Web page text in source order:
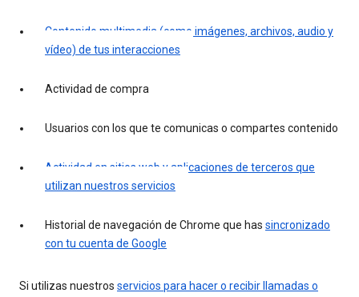
Contenido multimedia (como imágenes, archivos, audio y
vídeo) de tus interacciones
Actividad de compra
Usuarios con los que te comunicas o compartes contenido
Actividad en sitios web y aplicaciones de terceros que
utilizan nuestros servicios
Historial de navegación de Chrome que has sincronizado
con tu cuenta de Google
Si utilizas nuestros servicios para hacer o recibir llamadas o